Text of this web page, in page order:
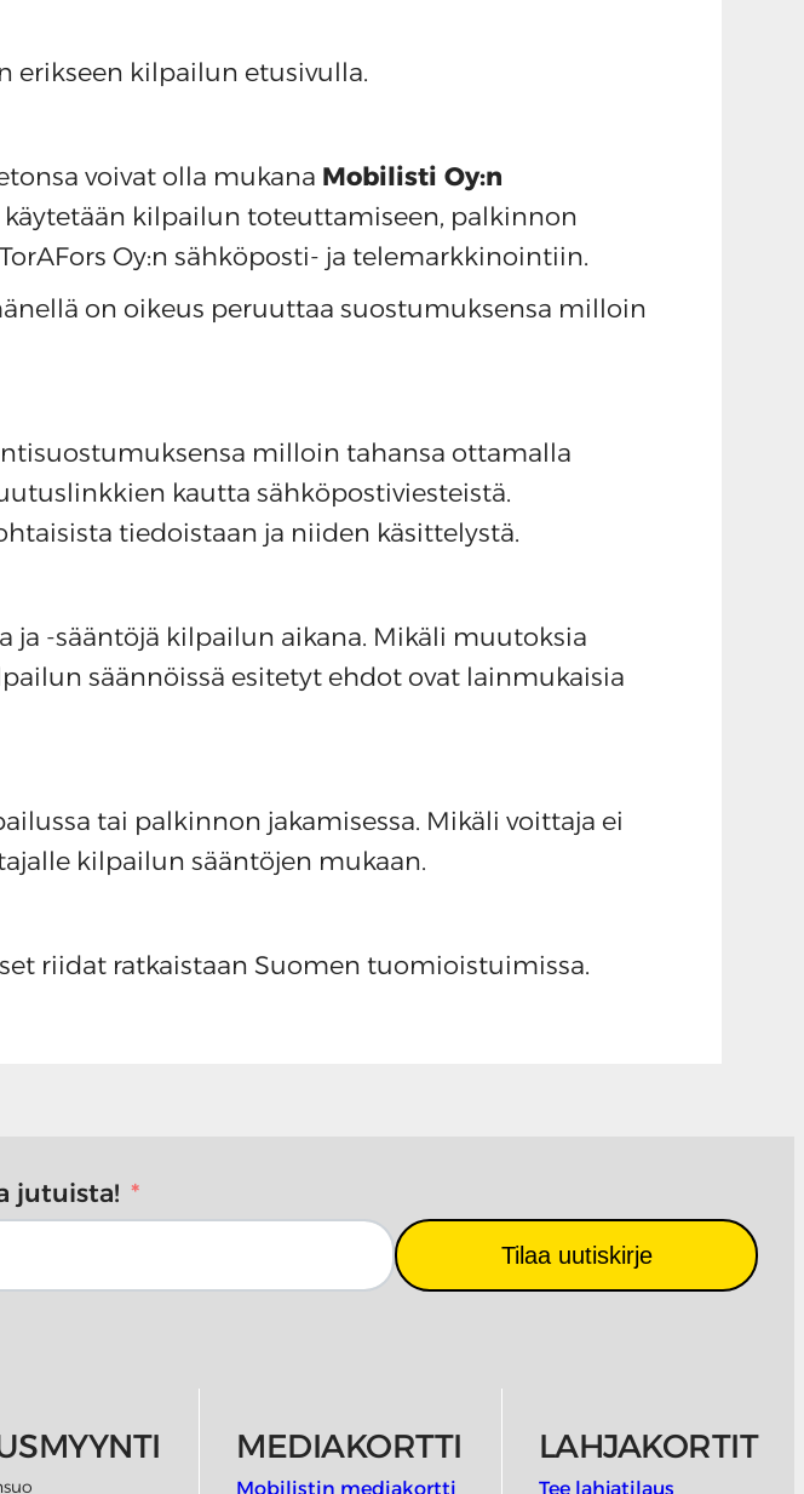
erikseen kilpailun etusivulla.
voivat olla mukana Mobilisti Oy:n
kilpailun toteuttamiseen, palkinnon
Oy:n sähköposti- ja telemarkkinointiin.
on oikeus peruuttaa suostumuksensa milloin
milloin tahansa ottamalla
kautta sähköpostiviesteistä.
tiedoistaan ja niiden käsittelystä.
-sääntöjä kilpailun aikana. Mikäli muutoksia
säännöissä esitetyt ehdot ovat lainmukaisia
tai palkinnon jakamisessa. Mikäli voittaja ei
kilpailun sääntöjen mukaan.
riidat ratkaistaan Suomen tuomioistuimissa.
jutuista!
Tilaa uutiskirje
MEDIAKORTTI
Mobilistin mediakortti
LAHJAKORTIT
Tee lahjatilaus